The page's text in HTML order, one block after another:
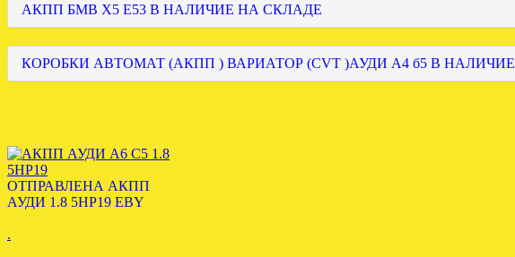
АКПП БМВ Х5 Е53 В НАЛИЧИЕ НА СКЛАДЕ
КОРОБКИ АВТОМАТ (АКПП ) ВАРИАТОР (CVT )АУДИ А4 б5 В НАЛИЧИЕ
ОТПРАВЛЕНА АКПП
АУДИ 1.8 5HP19 EBY
.